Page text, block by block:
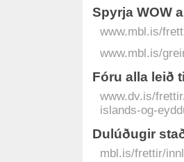
Spyrja WOW
www.mbl.is/
www.mbl.is/
Fóru alla leið
www.dv.is/
islands-og-
Dulúðugir
mbl.is/frettir/